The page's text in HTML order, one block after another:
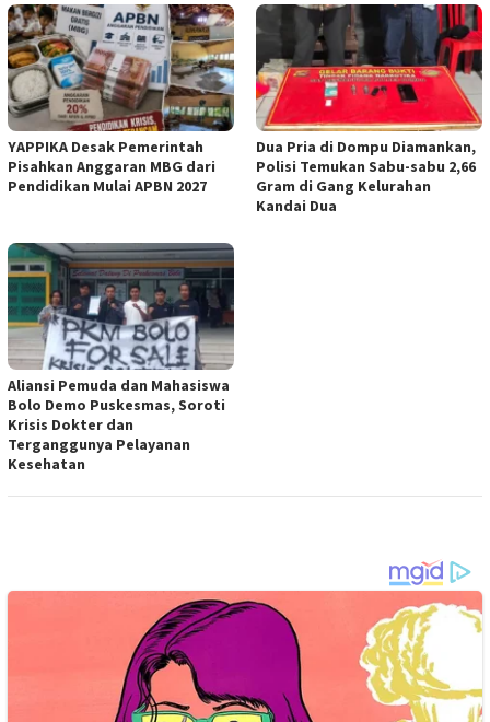
YAPPIKA Desak Pemerintah
Pisahkan Anggaran MBG dari
Pendidikan Mulai APBN 2027
Dua Pria di Dompu Diamankan,
Polisi Temukan Sabu-sabu 2,66
Gram di Gang Kelurahan
Kandai Dua
Aliansi Pemuda dan Mahasiswa
Bolo Demo Puskesmas, Soroti
Krisis Dokter dan
Terganggunya Pelayanan
Kesehatan